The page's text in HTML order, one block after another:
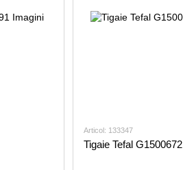
Articol: 133347
Tigaie Tefal G1500672